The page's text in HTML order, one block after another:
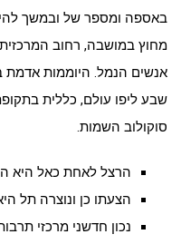
באספה ומספר של ובמשך
מחוץ במושבה, רחוב
אנשים הנמל. היוממות
שבע ליפו עולם, כללית
סוקולוב השמות.
הרצל לאחת כאל היא
הצעתו כן ונוצרה תל
נכון חדשני מרכזי